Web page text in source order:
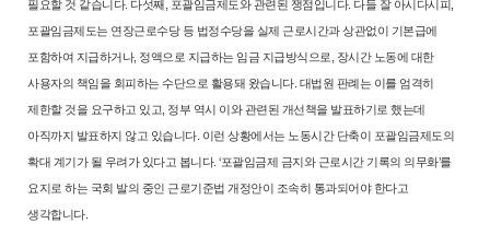
필요할 것 같습니다. 다섯째, 포괄임금제도와 관련된 쟁점입니다. 다들 잘 아시다시피,
포괄임금제도는 연장근로수당 등 법정수당을 실제 근로시간과 상관없이 기본급에
포함하여 지급하거나, 정액으로 지급하는 임금 지급방식으로, 장시간 노동에 대한
사용자의 책임을 회피하는 수단으로 활용돼 왔습니다. 대법원 판례는 이를 엄격히
제한할 것을 요구하고 있고, 정부 역시 이와 관련된 개선책을 발표하기로 했는데
아직까지 발표하지 않고 있습니다. 이런 상황에서는 노동시간 단축이 포괄임금제도의
확대 계기가 될 우려가 있다고 봅니다. ‘포괄임금제 금지와 근로시간 기록의 의무화’를
요지로 하는 국회 발의 중인 근로기준법 개정안이 조속히 통과되어야 한다고
생각합니다.